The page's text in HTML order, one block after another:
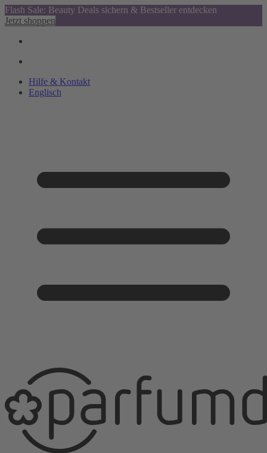
Flash Sale: Beauty Deals sichern & Bestseller entdecken
Jetzt shoppen
Hilfe & Kontakt
Englisch